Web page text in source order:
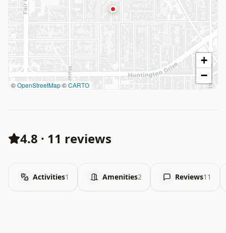
©OpenStreetMap©CARTO
+
−
4.8 · 11 reviews
Activities1 Amenities2 Reviews11